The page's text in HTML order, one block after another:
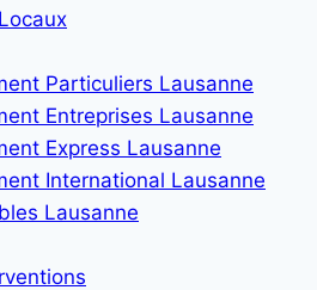
Particuliers Lausanne
Entreprises Lausanne
Express Lausanne
International Lausanne
Lausanne